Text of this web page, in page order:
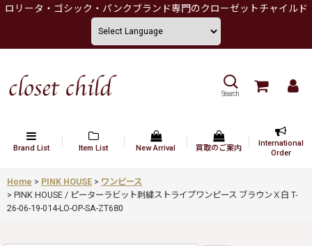
ロリータ・ゴシック・パンクブランド専門のクローゼットチャイルド
Search
Brand List Item List New Arrival 買取のご案内
International
Order
Home > PINK HOUSE > ワンピース
> PINK HOUSE / ピーターラビット刺繍ストライプワンピース ブラウンＸ白 T-
26-06-19-014-LO-OP-SA-ZT680